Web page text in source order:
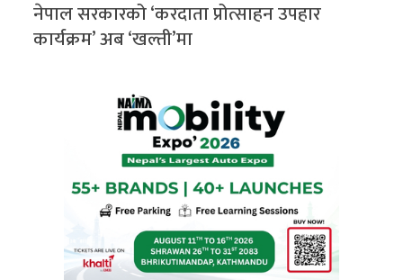
नेपाल सरकारको ‘करदाता प्रोत्साहन उपहार
कार्यक्रम’ अब ‘खल्ती’मा